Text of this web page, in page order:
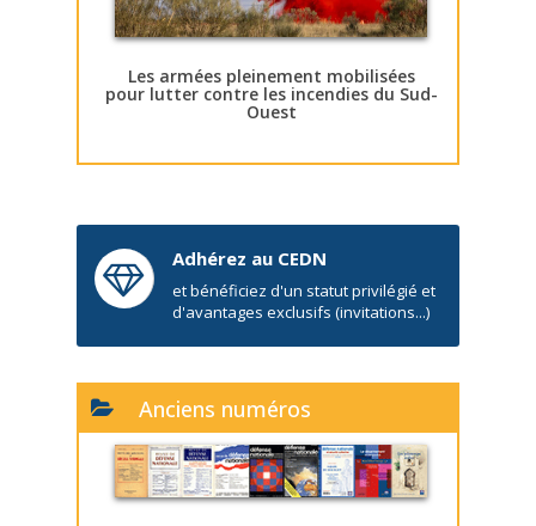
Les armées pleinement mobilisées
pour lutter contre les incendies du Sud-
Ouest
Adhérez au CEDN
et bénéficiez d'un statut privilégié et
d'avantages exclusifs (invitations...)
Anciens numéros